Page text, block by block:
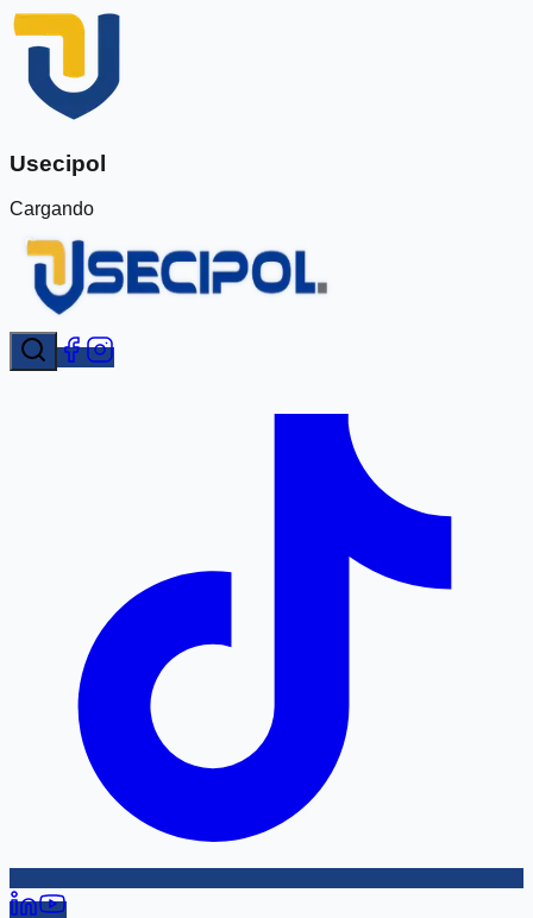
Usecipol
Cargando